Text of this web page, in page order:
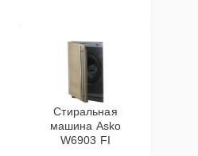
Стиральная
машина Asko
W6903 FI